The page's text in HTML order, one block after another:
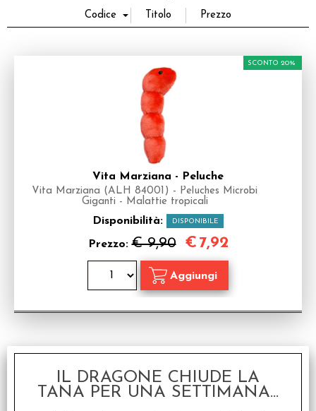
Vita Marziana - Peluche
Vita Marziana (ALH 84001) - Peluches Microbi
Giganti - Malattie tropicali
Disponibilità: DISPONIBILE
Prezzo:€ 9,90
SCONTO 20%
€ 7,92
1 risultati trovati (50 per pagina - 1 in totale)
IL DRAGONE CHIUDE LA
TANA PER UNA SETTIMANA...